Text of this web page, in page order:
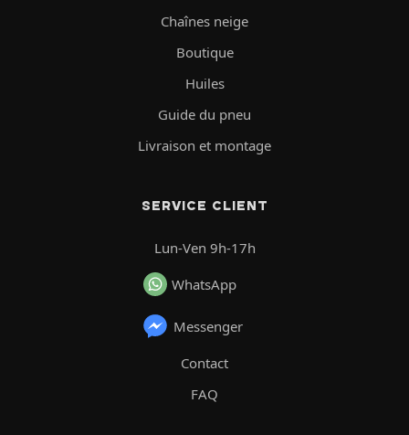
Chaînes neige
Boutique
Huiles
Guide du pneu
Livraison et montage
SERVICE CLIENT
Lun-Ven 9h-17h
WhatsApp
Messenger
Contact
FAQ